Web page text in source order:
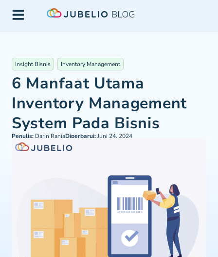
Insight Bisnis Inventory Management
6 Manfaat Utama
Inventory Management
System Pada Bisnis
Penulis: Darin RaniaDiperbarui:Juni 24, 2024